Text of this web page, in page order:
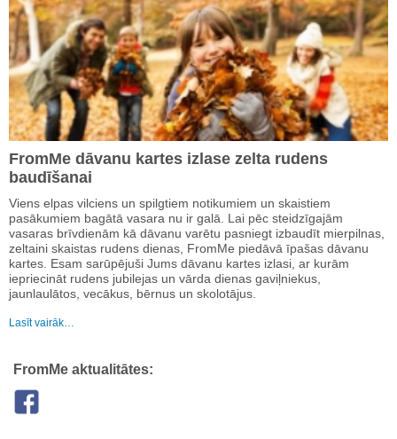
FromMe dāvanu kartes izlase zelta rudens
baudīšanai
Viens elpas vilciens un spilgtiem notikumiem un skaistiem
pasākumiem bagātā vasara nu ir galā. Lai pēc steidzīgajām
vasaras brīvdienām kā dāvanu varētu pasniegt izbaudīt mierpilnas,
zeltaini skaistas rudens dienas, FromMe piedāvā īpašas dāvanu
kartes. Esam sarūpējuši Jums dāvanu kartes izlasi, ar kurām
iepriecināt rudens jubilejas un vārda dienas gaviļniekus,
jaunlaulātos, vecākus, bērnus un skolotājus.
Lasīt vairāk…
FromMe aktualitātes: